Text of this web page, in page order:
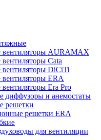
AURAMAX
Cata
DiCiTi
ERA
Era Pro
диффузоры и анемостаты
решетки
решетки ERA
для вентиляции